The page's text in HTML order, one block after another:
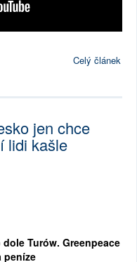
Celý článek
jen chce
lidi kašle
Turów. Greenpeace
peníze